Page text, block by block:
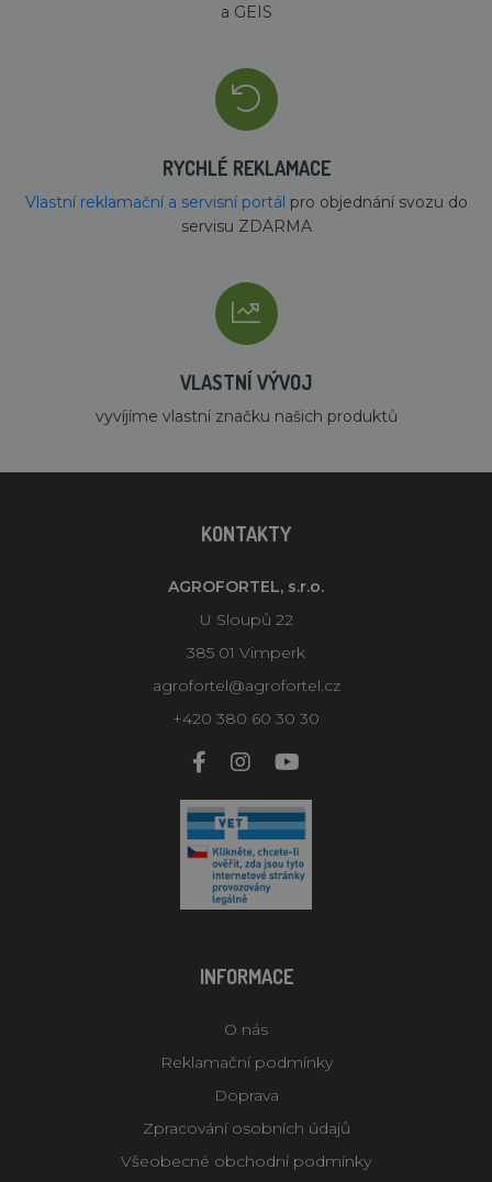
a GEIS
RYCHLÉ REKLAMACE
Vlastní reklamační a servisní portál pro objednání svozu do
servisu ZDARMA
VLASTNÍ VÝVOJ
vyvíjíme vlastní značku našich produktů
KONTAKTY
AGROFORTEL, s.r.o.
U Sloupů 22
385 01 Vimperk
agrofortel@agrofortel.cz
+420 380 60 30 30
INFORMACE
O nás
Reklamační podmínky
Doprava
Zpracování osobních údajů
Všeobecné obchodní podmínky